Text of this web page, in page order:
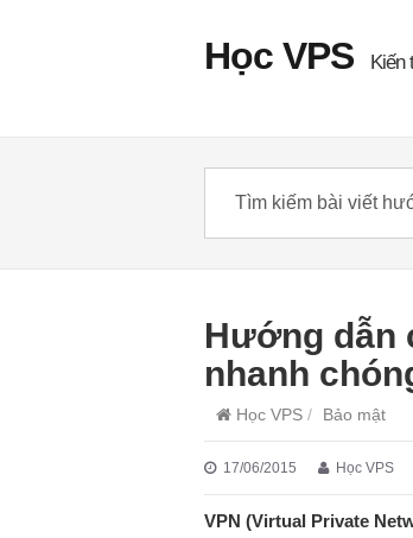
Học VPS Kiến
Hướng dẫn
nhanh
Học VPS / Bảo mật
17/06/2015 Học VPS
VPN (Virtual Private